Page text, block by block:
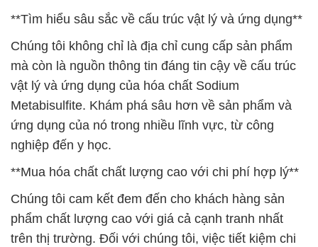
**Tìm hiểu sâu sắc về cấu trúc vật lý và ứng dụng**
Chúng tôi không chỉ là địa chỉ cung cấp sản phẩm
mà còn là nguồn thông tin đáng tin cậy về cấu trúc
vật lý và ứng dụng của hóa chất Sodium
Metabisulfite. Khám phá sâu hơn về sản phẩm và
ứng dụng của nó trong nhiều lĩnh vực, từ công
nghiệp đến y học.
**Mua hóa chất chất lượng cao với chi phí hợp lý**
Chúng tôi cam kết đem đến cho khách hàng sản
phẩm chất lượng cao với giá cả cạnh tranh nhất
trên thị trường. Đối với chúng tôi, việc tiết kiệm chi